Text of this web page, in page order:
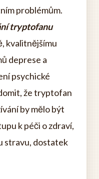
problémům.
tryptofanu
kvalitnějšímu
deprese a
psychické
že tryptofan
by mělo být
k péči o zdraví,
stravu, dostatek